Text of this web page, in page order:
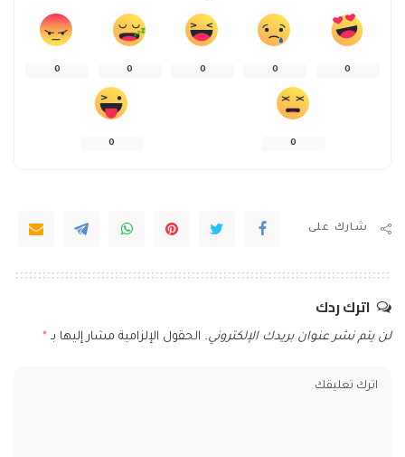
0
0
0
0
0
0
0
شارك على
اترك ردك
لن يتم نشر عنوان بريدك الإلكتروني. الحقول الإلزامية مشار إليها بـ *